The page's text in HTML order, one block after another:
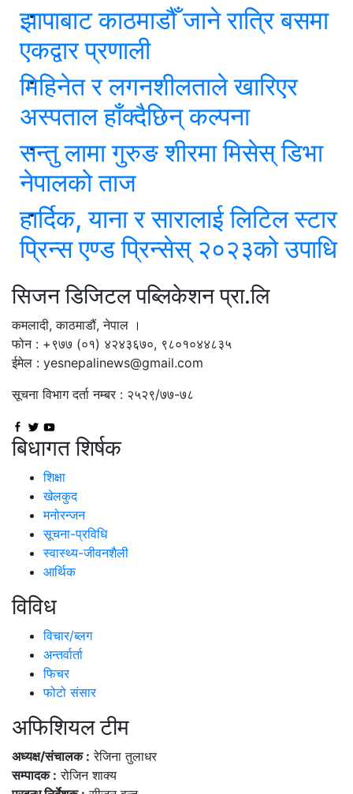
झापाबाट काठमाडौँ जाने रात्रि बसमा
एकद्वार प्रणाली
मिहिनेत र लगनशीलताले खारिएर
अस्पताल हाँक्दैछिन् कल्पना
सन्तु लामा गुरुङ शीरमा मिसेस् डिभा
नेपालको ताज
हार्दिक, याना र सारालाई लिटिल स्टार
प्रिन्स एण्ड प्रिन्सेस् २०२३को उपाधि
सिजन डिजिटल पब्लिकेशन प्रा.लि
कमलादी, काठमाडौं, नेपाल ।
फोन : +९७७ (०१) ४२४३६७०, ९८०१०४४८३५
ईमेल : yesnepalinews@gmail.com
सूचना विभाग दर्ता नम्बर : २५२९/७७-७८
बिधागत शिर्षक
शिक्षा
खेलकुद
मनोरन्जन
सूचना-प्रविधि
स्वास्थ्य-जीवनशैली
आर्थिक
विविध
विचार/ब्लग
अन्तर्वार्ता
फिचर
फोटो संसार
अफिशियल टीम
अध्यक्ष/संचालक : रेजिना तुलाधर
सम्पादक : रोजिन शाक्य